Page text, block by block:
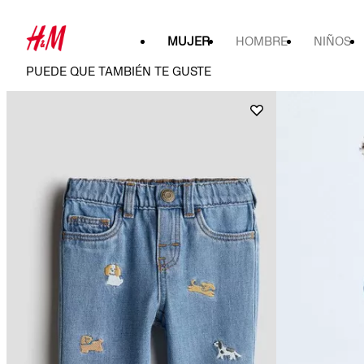
MUJER HOMBRE NIÑOS
PUEDE QUE TAMBIÉN TE GUSTE